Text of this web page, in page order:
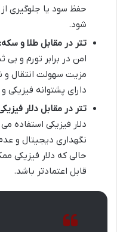
حفظ سود یا جلوگیری
شود.
تتر در مقابل طلا و سکه:
امن در برابر تورم و
دارای پشتوانه فیزیکی
تتر در مقابل دلار
دلار فیزیکی استفاده
نگهداری دیجیتال و عدم
حالی که دلار فیزیکی
قابل اعتمادتر باشد.